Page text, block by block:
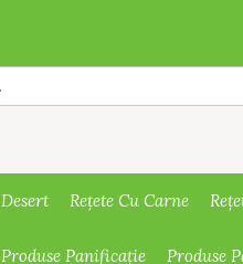
Desert Rețete Cu Carne
Produse Panificație Produse